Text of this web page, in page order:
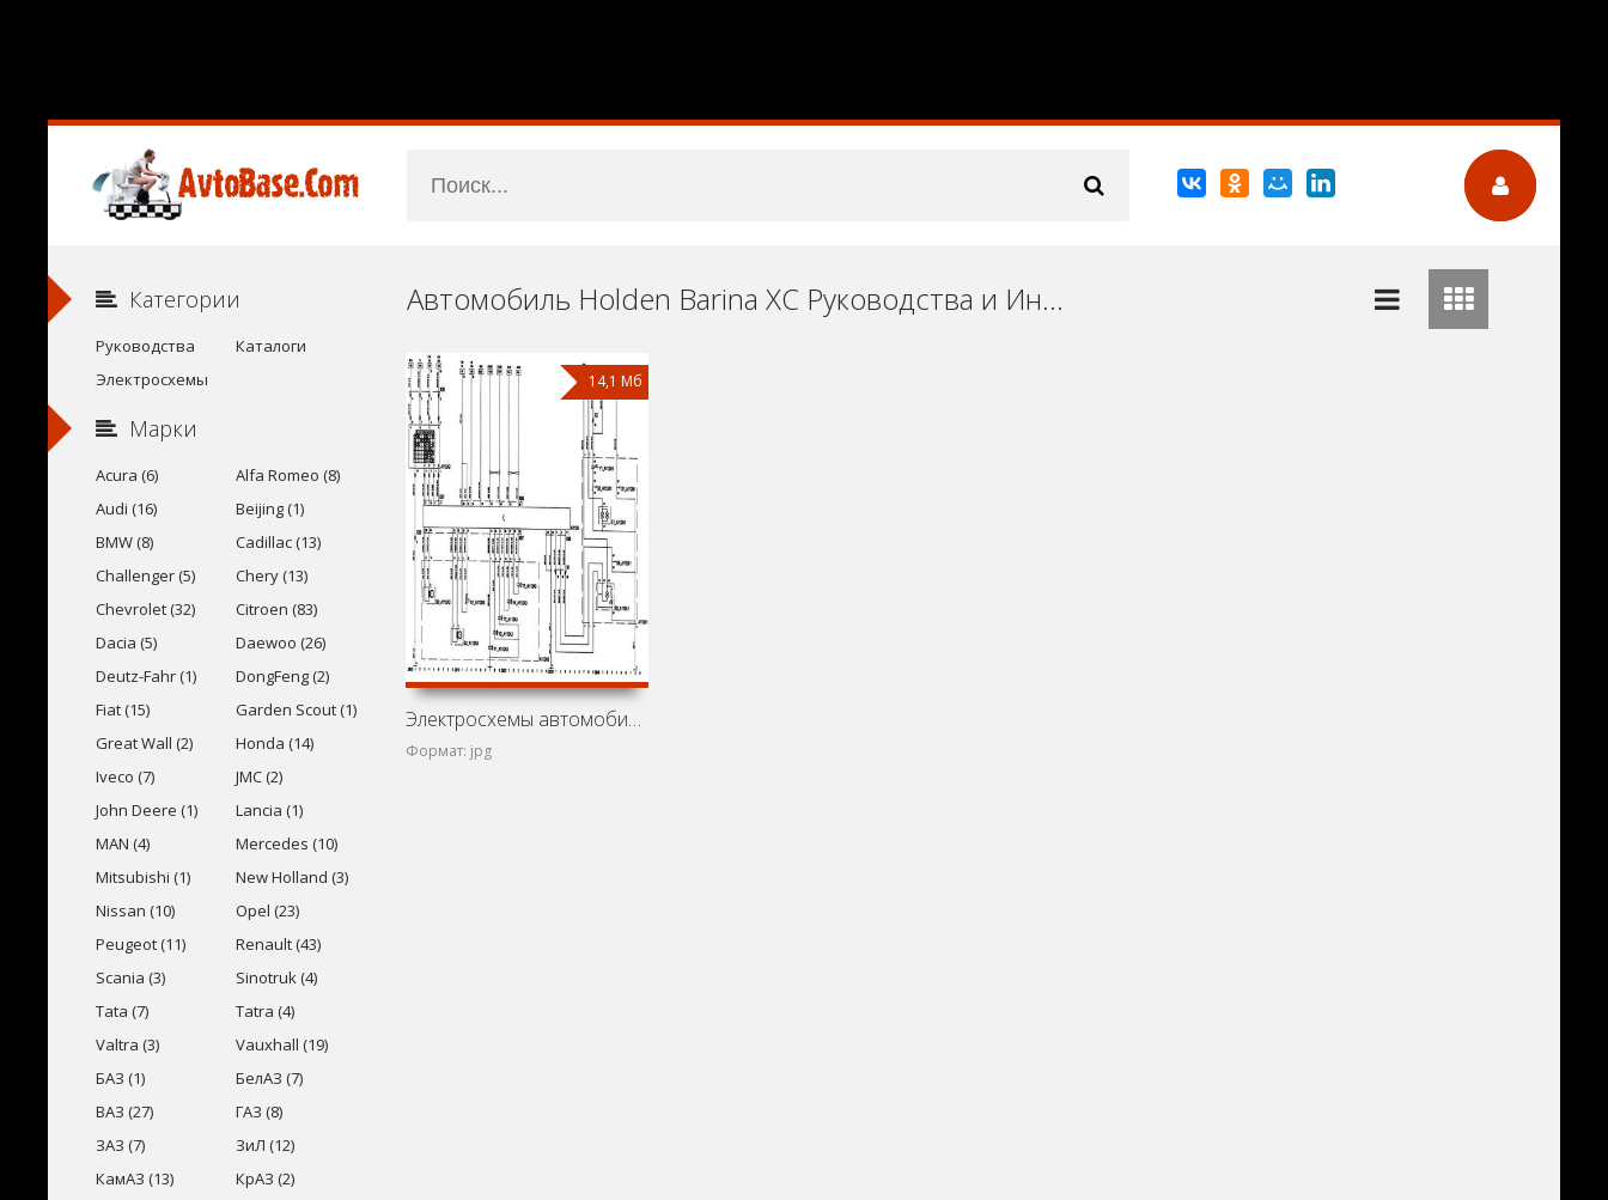
Автомобиль Holden Barina XC Руководства и Инструкции по Ремонту и Эксплуатации Скачать Бесплатно
14,1 Мб
Электросхемы автомобиля Holden Barina XC (Holden Barina IV,
Формат: jpg
Категории
Руководства
Каталоги
Электросхемы
Марки
Acura (6)
Alfa Romeo (8)
Audi (16)
Beijing (1)
BMW (8)
Cadillac (13)
Challenger (5)
Chery (13)
Chevrolet (32)
Citroen (83)
Dacia (5)
Daewoo (26)
Deutz-Fahr (1)
DongFeng (2)
Fiat (15)
Garden Scout (1)
Great Wall (2)
Honda (14)
Iveco (7)
JMC (2)
John Deere (1)
Lancia (1)
MAN (4)
Mercedes (10)
Mitsubishi (1)
New Holland (3)
Nissan (10)
Opel (23)
Peugeot (11)
Renault (43)
Scania (3)
Sinotruk (4)
Tata (7)
Tatra (4)
Valtra (3)
Vauxhall (19)
БАЗ (1)
БелАЗ (7)
ВАЗ (27)
ГАЗ (8)
ЗАЗ (7)
ЗиЛ (12)
КамАЗ (13)
КрАЗ (2)